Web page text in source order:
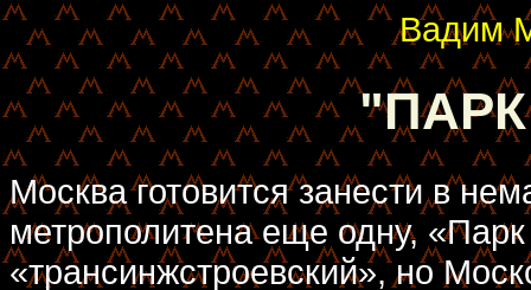
Вадим
Москва готовится занести в
метрополитена еще одну,
«трансинжстроевский», но